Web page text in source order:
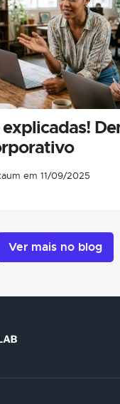
em 11/09/2025
Ver mais no blog